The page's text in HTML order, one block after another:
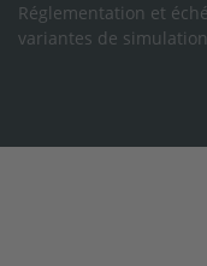
Réglementation et
variantes de